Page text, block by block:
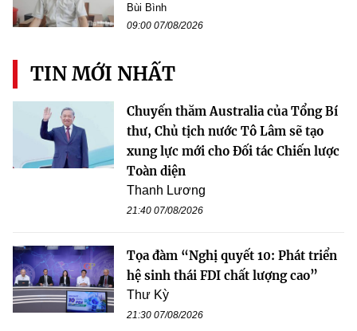
Bùi Bình
09:00 07/08/2026
TIN MỚI NHẤT
Chuyến thăm Australia của Tổng Bí
thư, Chủ tịch nước Tô Lâm sẽ tạo
xung lực mới cho Đối tác Chiến lược
Toàn diện
Thanh Lương
21:40 07/08/2026
Tọa đàm “Nghị quyết 10: Phát triển
hệ sinh thái FDI chất lượng cao”
Thư Kỳ
21:30 07/08/2026